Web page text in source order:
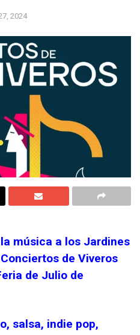
2024
música a los Jardines
de Viveros
de Julio de
salsa, indie pop,